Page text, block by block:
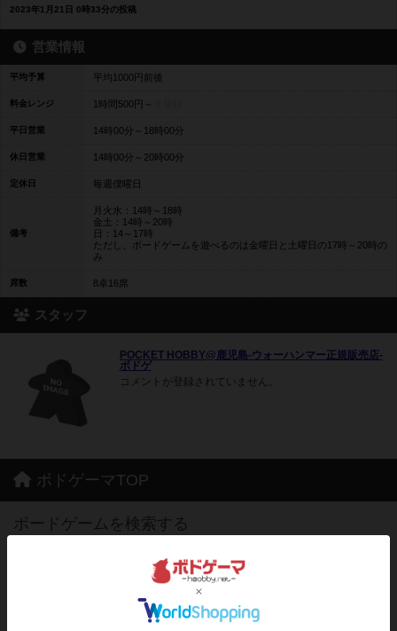
2023年1月21日 0時33分の投稿
営業情報
平均予算 平均1000円前後
料金レンジ 1時間500円～
平日営業 14時00分～18時00分
休日営業 14時00分～20時00分
定休日 毎週僕曜日
備考
月火水：14時～18時
金土：14時～20時
日：14～17時
ただし、ボードゲームを遊べるのは金曜日と土曜日の17時～20時の
み
席数 8卓16席
スタッフ
POCKET HOBBY@鹿児島-ウォーハンマー正規販売店-
ボドゲ
コメントが登録されていません。
ボドゲーマTOP
ボードゲームを検索する
ボードゲームの新着レビュー
ボードゲーム会情報